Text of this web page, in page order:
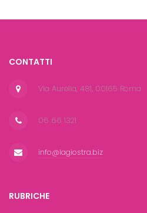
CONTATTI
Via Aurelia, 481, 00165 Roma
06 66 1321
info@lagiostra.biz
RUBRICHE